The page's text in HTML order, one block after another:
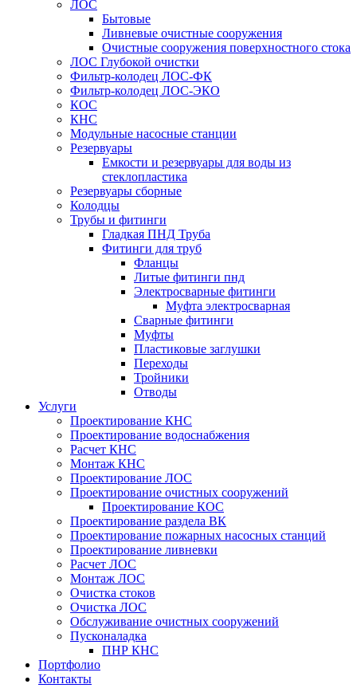
ЛОС
Бытовые
Ливневые очистные сооружения
Очистные сооружения поверхностного стока
ЛОС Глубокой очистки
Фильтр-колодец ЛОС-ФК
Фильтр-колодец ЛОС-ЭКО
КОС
КНС
Модульные насосные станции
Резервуары
Емкости и резервуары для воды из
стеклопластика
Резервуары сборные
Колодцы
Трубы и фитинги
Гладкая ПНД Труба
Фитинги для труб
Фланцы
Литые фитинги пнд
Электросварные фитинги
Муфта электросварная
Сварные фитинги
Муфты
Пластиковые заглушки
Переходы
Тройники
Отводы
Услуги
Проектирование КНС
Проектирование водоснабжения
Расчет КНС
Монтаж КНС
Проектирование ЛОС
Проектирование очистных сооружений
Проектирование КОС
Проектирование раздела ВК
Проектирование пожарных насосных станций
Проектирование ливневки
Расчет ЛОС
Монтаж ЛОС
Очистка стоков
Очистка ЛОС
Обслуживание очистных сооружений
Пусконаладка
ПНР КНС
Портфолио
Контакты